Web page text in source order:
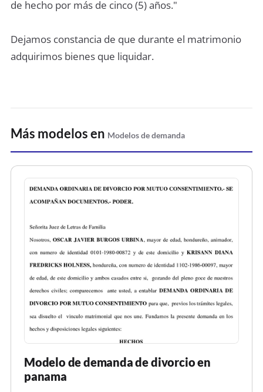
de hecho por más de cinco (5) años."
Dejamos constancia de que durante el matrimonio
adquirimos bienes que liquidar.
Más modelos en Modelos de demanda
Modelo de demanda de divorcio en
panama